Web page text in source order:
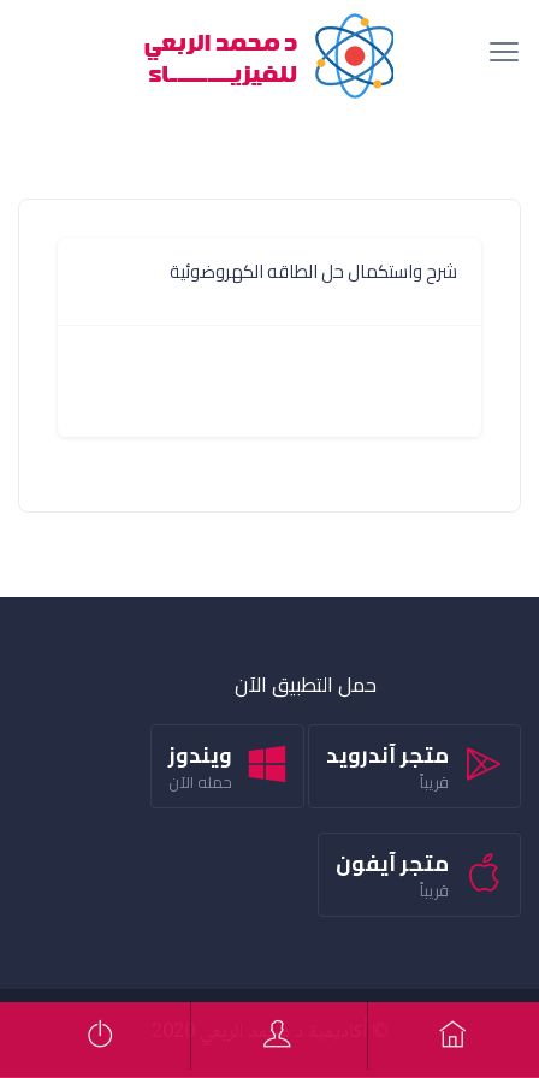
شرح واستكمال حل الطاقه الكهروضوئية
حمل التطبيق الآن
متجر آندرويد
قريباً
ويندوز
حمله الآن
متجر آيفون
قريباً
© أكاديمية د محمد الربعي 2020